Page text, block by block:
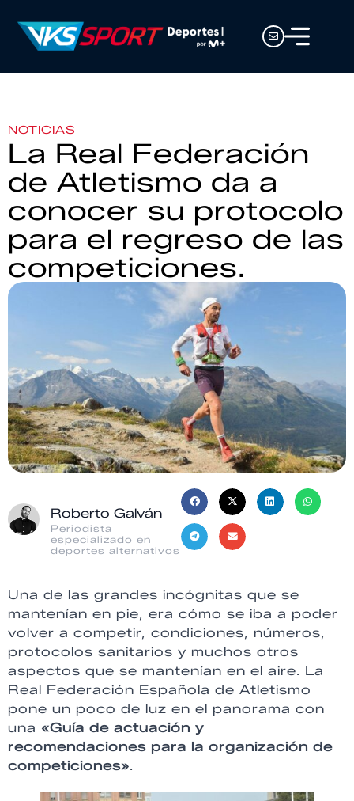
NOTICIAS
La Real Federación
de Atletismo da a
conocer su protocolo
para el regreso de las
competiciones.
Roberto Galván
Periodista
especializado en
deportes alternativos
Una de las grandes incógnitas que se
mantenían en pie, era cómo se iba a poder
volver a competir, condiciones, números,
protocolos sanitarios y muchos otros
aspectos que se mantenían en el aire. La
Real Federación Española de Atletismo
pone un poco de luz en el panorama con
una «Guía de actuación y
recomendaciones para la organización de
competiciones».